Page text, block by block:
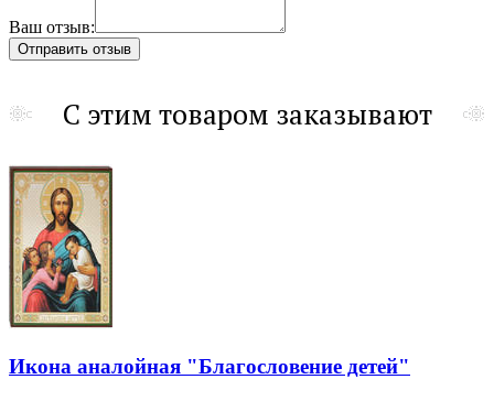
Ваш отзыв:
С этим товаром заказывают
Икона аналойная "Благословение детей"